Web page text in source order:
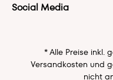
Social Media
* Alle Preise inkl.
Versandkosten und
nicht